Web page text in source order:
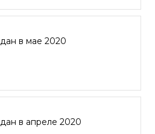
в мае 2020
в апреле 2020